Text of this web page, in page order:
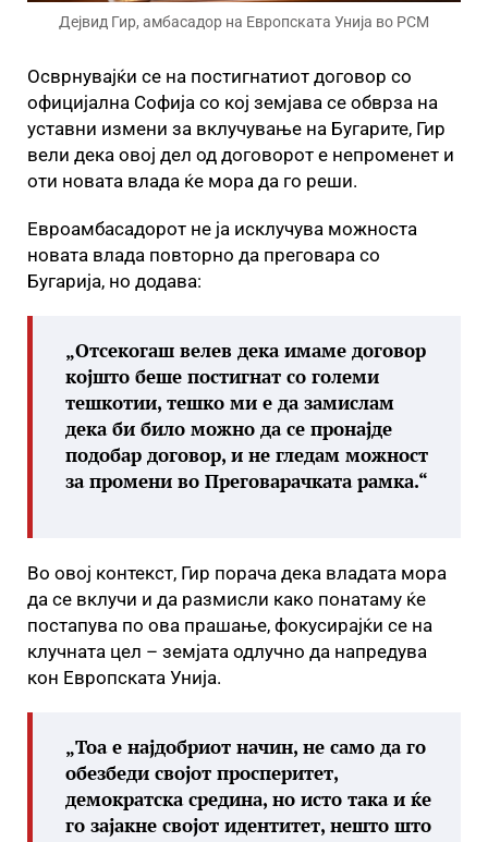
Дејвид Гир, амбасадор на Европската Унија во РСМ
Oсврнувајќи се на постигнатиот договор со
официјална Софија со кој земјава се обврза на
уставни измени за вклучување на Бугарите, Гир
вели дека овој дел од договорот е непроменет и
оти новата влада ќе мора да го реши.
Евроамбасадорот не ја исклучува можноста
новата влада повторно да преговара со
Бугарија, но додава:
„Oтсекогаш велев дека имаме договор
којшто беше постигнат со големи
тешкотии, тешко ми е да замислам
дека би било можно да се пронајде
подобар договор, и не гледам можност
за промени во Преговарачката рамка.“
Во овој контекст, Гир порача дека владата мора
да се вклучи и да размисли како понатаму ќе
постапува по ова прашање, фокусирајќи се на
клучната цел – земјата одлучно да напредува
кон Европската Унија.
„Тоа е најдобриот начин, не само да го
обезбеди својот просперитет,
демократска средина, но исто така и ќе
го зајакне својот идентитет, нешто што